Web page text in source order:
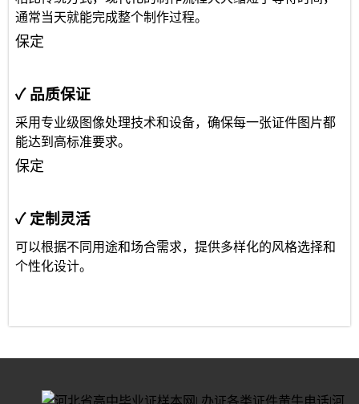
通常当天就能完成整个制作过程。
保定
✓ 品质保证
采用专业级图像处理技术和设备，确保每一张证件图片都
能达到高标准要求。
保定
✓ 定制灵活
可以根据不同用途和场合需求，提供多样化的风格选择和
个性化设计。